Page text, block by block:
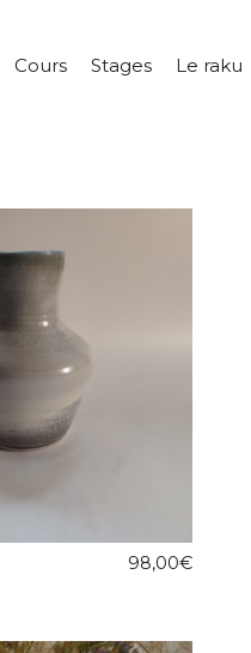
Cours Stages Le raku
98,00€